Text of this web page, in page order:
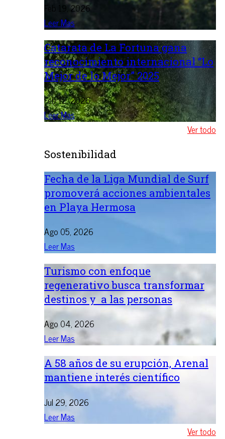
Feb 19, 2026
Leer Mas
Catarata de La Fortuna gana
reconocimiento internacional “Lo
Mejor de lo Mejor” 2025
Feb 12, 2026
Leer Mas
Ver todo
Sostenibilidad
Fecha de la Liga Mundial de Surf
promoverá acciones ambientales
en Playa Hermosa
Ago 05, 2026
Leer Mas
Turismo con enfoque
regenerativo busca transformar
destinos y a las personas
Ago 04, 2026
Leer Mas
A 58 años de su erupción, Arenal
mantiene interés científico
Jul 29, 2026
Leer Mas
Ver todo